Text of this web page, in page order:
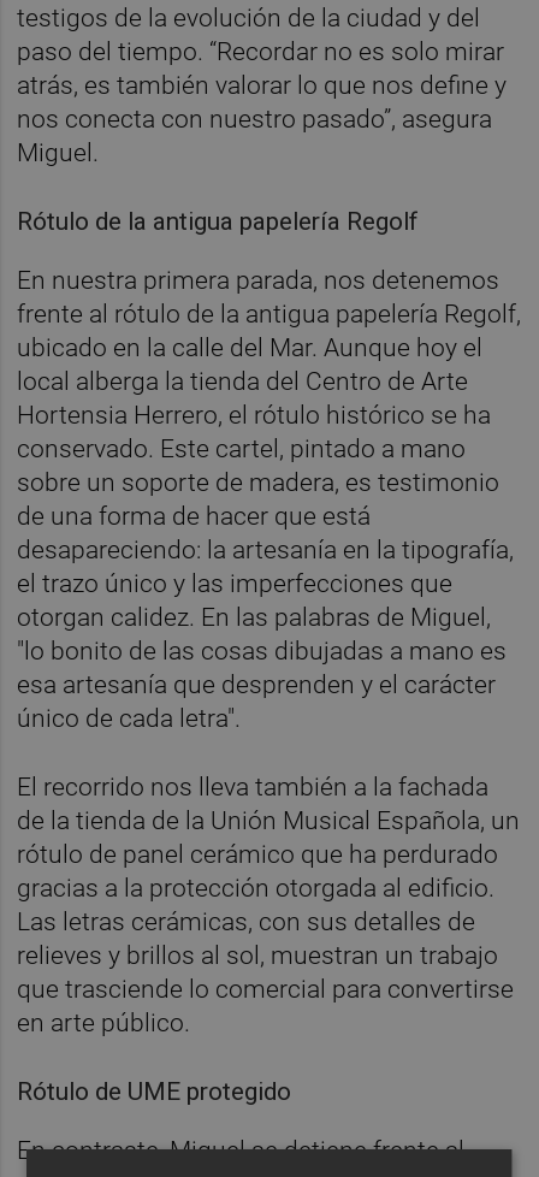
testigos de la evolución de la ciudad y del
paso del tiempo. “Recordar no es solo mirar
atrás, es también valorar lo que nos define y
nos conecta con nuestro pasado”, asegura
Miguel.
Rótulo de la antigua papelería Regolf
En nuestra primera parada, nos detenemos
frente al rótulo de la antigua papelería Regolf,
ubicado en la calle del Mar. Aunque hoy el
local alberga la tienda del Centro de Arte
Hortensia Herrero, el rótulo histórico se ha
conservado. Este cartel, pintado a mano
sobre un soporte de madera, es testimonio
de una forma de hacer que está
desapareciendo: la artesanía en la tipografía,
el trazo único y las imperfecciones que
otorgan calidez. En las palabras de Miguel,
"lo bonito de las cosas dibujadas a mano es
esa artesanía que desprenden y el carácter
único de cada letra".
El recorrido nos lleva también a la fachada
de la tienda de la Unión Musical Española, un
rótulo de panel cerámico que ha perdurado
gracias a la protección otorgada al edificio.
Las letras cerámicas, con sus detalles de
relieves y brillos al sol, muestran un trabajo
que trasciende lo comercial para convertirse
en arte público.
Rótulo de UME protegido
En contraste, Miguel se detiene frente al